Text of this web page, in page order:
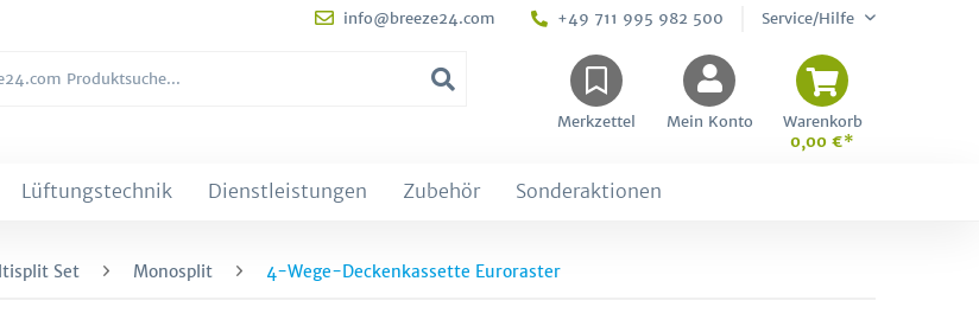
info@breeze24.com +49 711 995 982 500 Service/Hilfe
Merkzettel Mein Konto
Warenkorb
0,00 €*
Lüftungstechnik Dienstleistungen Zubehör Sonderaktionen
Set Monosplit 4-Wege-Deckenkassette Euroraster